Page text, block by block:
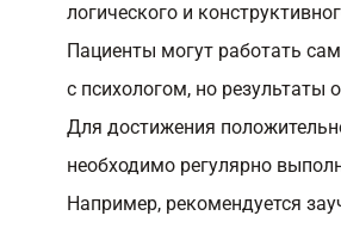
логического и
Пациенты могут работать
с психологом, но результаты
Для достижения
необходимо регулярно
Например, рекомендуется